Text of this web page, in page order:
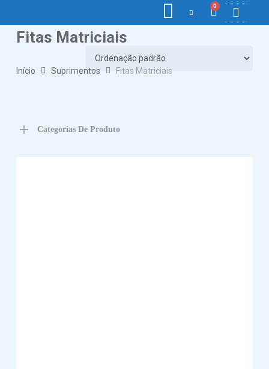
0
Fitas Matriciais
Início Suprimentos Fitas Matriciais
Categorias De Produto